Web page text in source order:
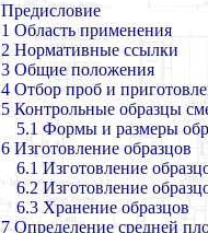
Предисловие
1 Область применения
2 Нормативные ссылки
3 Общие положения
4 Отбор проб и
5 Контрольные образцы
5.1 Формы и размеры
6 Изготовление образцов
6.1 Изготовление
6.2 Изготовление
6.3 Хранение образцов
7 Определение средней